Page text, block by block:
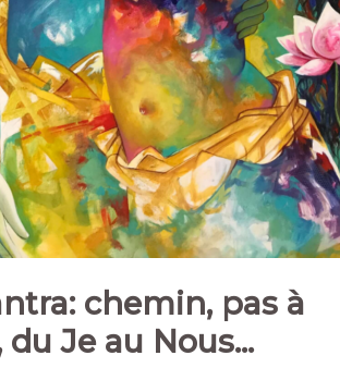
chemin, pas à
du Je au Nous...